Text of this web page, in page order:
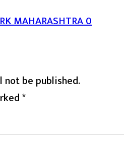
MAHARASHTRA0
not be published.
*